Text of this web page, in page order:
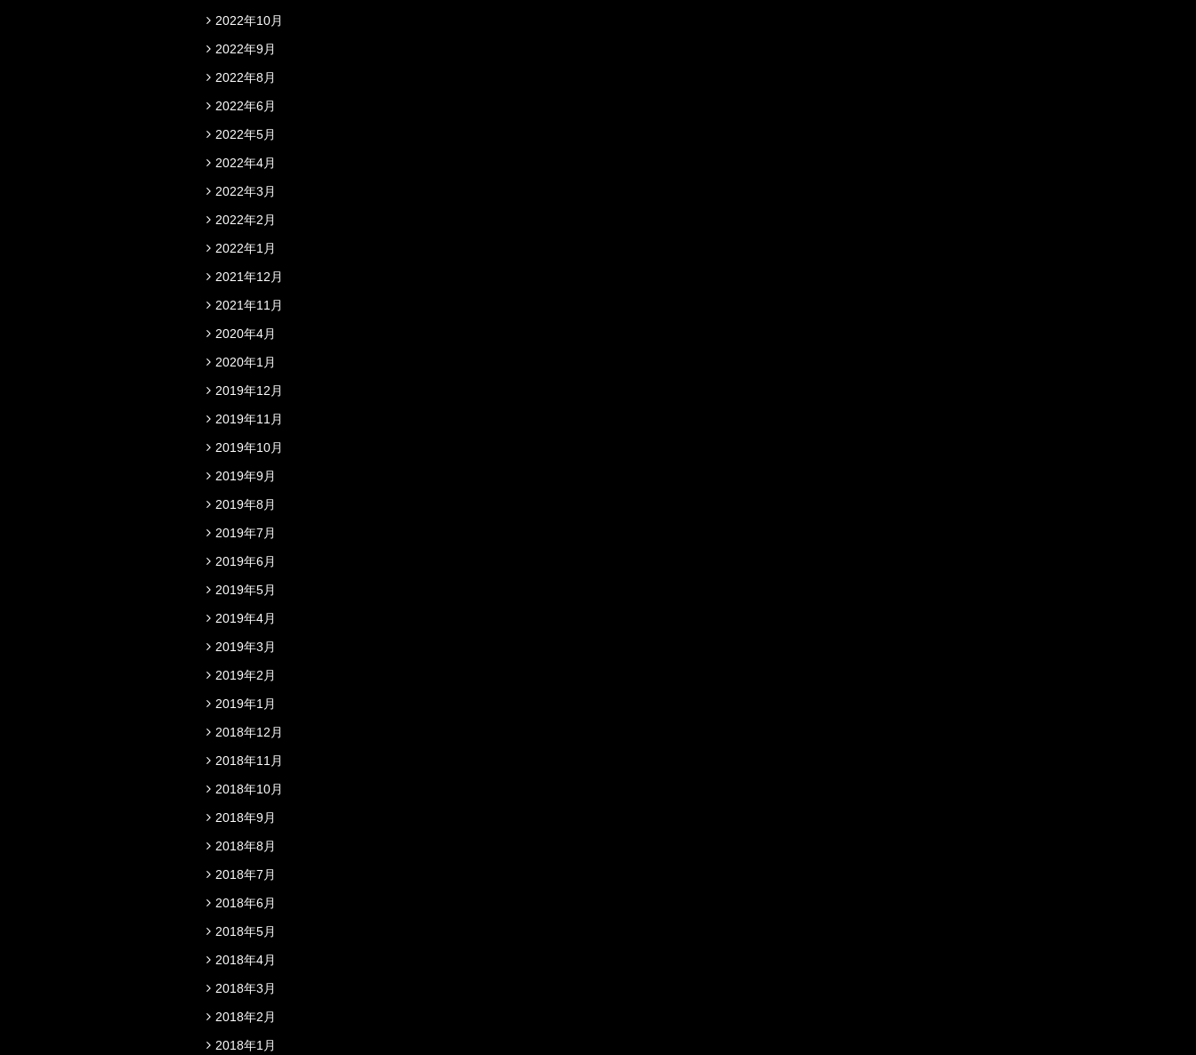
2022年10月
2022年9月
2022年8月
2022年6月
2022年5月
2022年4月
2022年3月
2022年2月
2022年1月
2021年12月
2021年11月
2020年4月
2020年1月
2019年12月
2019年11月
2019年10月
2019年9月
2019年8月
2019年7月
2019年6月
2019年5月
2019年4月
2019年3月
2019年2月
2019年1月
2018年12月
2018年11月
2018年10月
2018年9月
2018年8月
2018年7月
2018年6月
2018年5月
2018年4月
2018年3月
2018年2月
2018年1月